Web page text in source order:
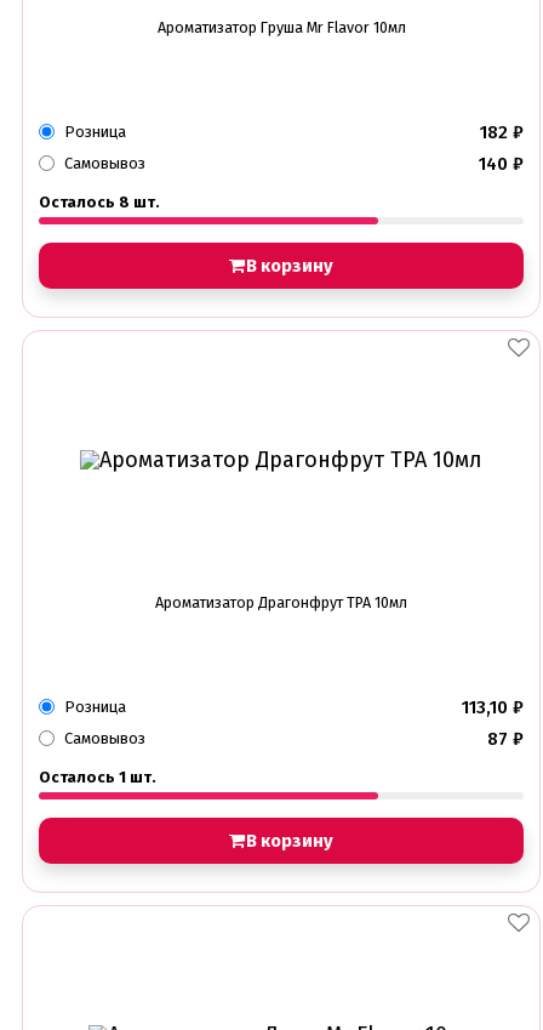
Ароматизатор Груша Mr Flavor 10мл
Розница 182 ₽
Самовывоз 140 ₽
Осталось 8 шт.
В корзину
Ароматизатор Драгонфрут TPA 10мл
Розница 113,10 ₽
Самовывоз 87 ₽
Осталось 1 шт.
В корзину